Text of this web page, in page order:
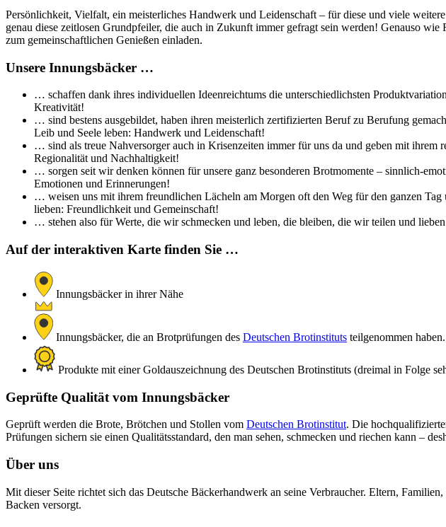
Persönlichkeit, Vielfalt, ein meisterliches Handwerk und Leidenschaft – für diese und viele
genau diese zeitlosen Grundpfeiler, die auch in Zukunft immer gefragt sein werden! Genauso
zum gemeinschaftlichen Genießen einladen.
Unsere Innungsbäcker …
… schaffen dank ihres individuellen Ideenreichtums die unterschiedlichsten
Kreativität!
… sind bestens ausgebildet, haben ihren meisterlich zertifizierten Beruf zu Berufung
Leib und Seele leben: Handwerk und Leidenschaft!
… sind als treue Nahversorger auch in Krisenzeiten immer für uns da und geben mit
Regionalität und Nachhaltigkeit!
… sorgen seit wir denken können für unsere ganz besonderen Brotmomente – sinnlich-
Emotionen und Erinnerungen!
… weisen uns mit ihrem freundlichen Lächeln am Morgen oft den Weg für den ganzen
lieben: Freundlichkeit und Gemeinschaft!
… stehen also für Werte, die wir schmecken und leben, die bleiben, die wir teilen und
Auf der interaktiven Karte finden Sie …
Innungsbäcker in ihrer Nähe
Innungsbäcker, die an Brotprüfungen des Deutschen Brotinstituts teilgenommen haben.
Produkte mit einer Goldauszeichnung des Deutschen Brotinstituts (dreimal in Folge
Geprüfte Qualität vom Innungsbäcker
Geprüft werden die Brote, Brötchen und Stollen vom Deutschen Brotinstitut. Die
Prüfungen sichern sie einen Qualitätsstandard, den man sehen, schmecken und riechen kann –
Über uns
Mit dieser Seite richtet sich das Deutsche Bäckerhandwerk an seine Verbraucher. Eltern,
Backen versorgt.